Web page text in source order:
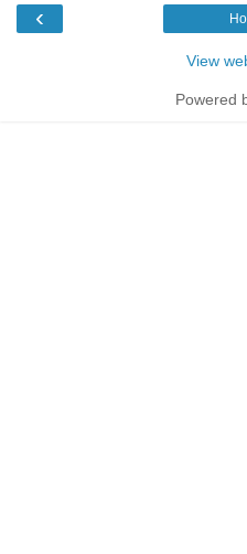
‹
View
Powered